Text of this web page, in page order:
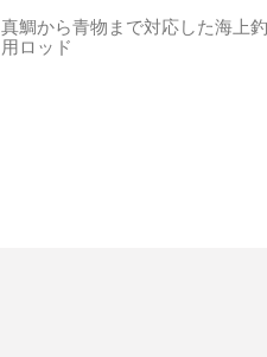
真鯛から青物まで対応した海上
用ロッド